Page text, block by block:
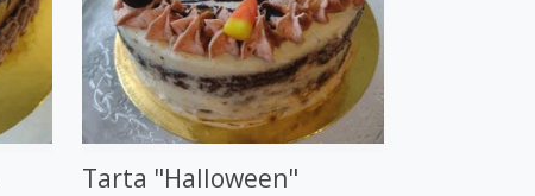
Tarta "Halloween"